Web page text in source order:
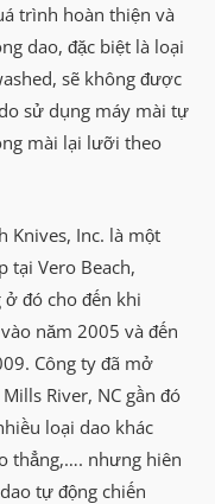
trình hoàn thiện và
dao, đặc biệt là loại
sẽ không được
sử dụng máy mài tự
mài lại lưỡi theo
Knives, Inc. là một
tại Vero Beach,
đó cho đến khi
năm 2005 và đến
Công ty đã mở
River, NC gần đó
loại dao khác
thẳng,…. nhưng hiên
tự động chiến